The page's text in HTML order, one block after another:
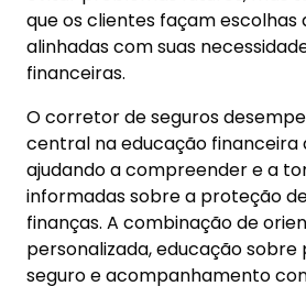
que os clientes façam escolhas
alinhadas com suas
financeiras.
O corretor de seguros
central na educação financeira
ajudando a compreender e a
informadas sobre a proteção
finanças. A combinação de
personalizada, educação sobre
seguro e acompanhamento